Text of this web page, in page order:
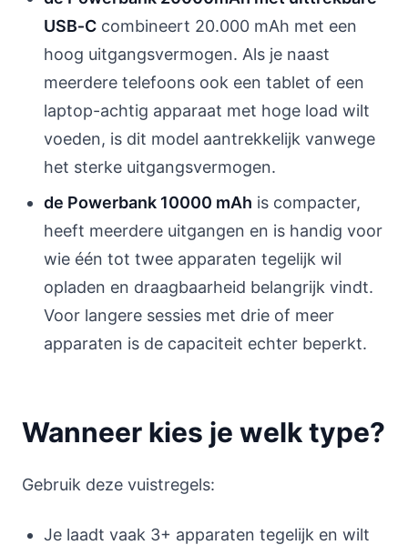
USB‑C combineert 20.000 mAh met een
hoog uitgangsvermogen. Als je naast
meerdere telefoons ook een tablet of een
laptop-achtig apparaat met hoge load wilt
voeden, is dit model aantrekkelijk vanwege
het sterke uitgangsvermogen.
de Powerbank 10000 mAh is compacter,
heeft meerdere uitgangen en is handig voor
wie één tot twee apparaten tegelijk wil
opladen en draagbaarheid belangrijk vindt.
Voor langere sessies met drie of meer
apparaten is de capaciteit echter beperkt.
Wanneer kies je welk type?
Gebruik deze vuistregels:
Je laadt vaak 3+ apparaten tegelijk en wilt